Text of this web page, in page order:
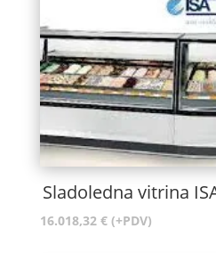
Sladoledna vitrina
16.018,32 € (+PDV)